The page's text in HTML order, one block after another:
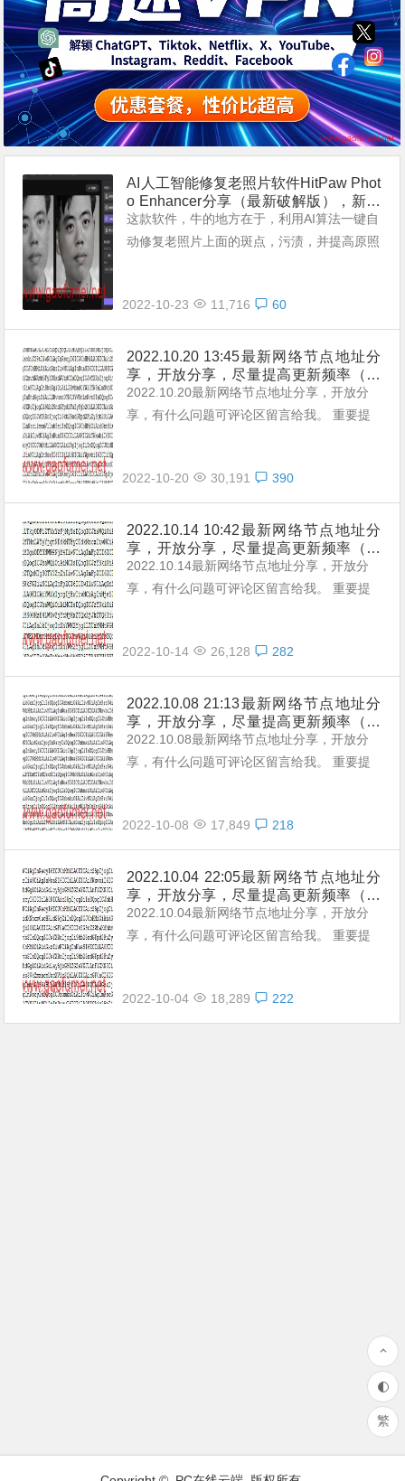
AI人工智能修复老照片软件HitPaw Phot
o Enhancer分享（最新破解版），新测
有效。
这款软件，牛的地方在于，利用AI算法一键自
动修复老照片上面的斑点，污渍，并提高原照
好。
2022-10-23 11,716 60
2022.10.20 13:45最新网络节点地址分
享，开放分享，尽量提高更新频率（不
定期更新，累积有新节点加入）。
2022.10.20最新网络节点地址分享，开放分
享，有什么问题可评论区留言给我。 重要提
节点相提并论，不能奢望太多。 常见问题，
统一回复： 第一：注意你自己的网络环境
（本地连接当中的DNS，手动配置一下：4个
114，4个1，4.4.8.8，8.8.8.8或是其它公共
的DNS。） 第二：免费公共的节点，用的人
太多，稳定性...
2022-10-20 30,191 390
2022.10.14 10:42最新网络节点地址分
享，开放分享，尽量提高更新频率（不
定期更新，累积有新节点加入）。
2022.10.14最新网络节点地址分享，开放分
享，有什么问题可评论区留言给我。 重要提
节点相提并论，不能奢望太多。 常见问题，
统一回复： 第一：注意你自己的网络环境
（本地连接当中的DNS，手动配置一下：4个
114，4个1，4.4.8.8，8.8.8.8或是其它公共
的DNS。） 第二：免费公共的节点，用的人
太多，稳定性...
2022-10-14 26,128 282
2022.10.08 21:13最新网络节点地址分
享，开放分享，尽量提高更新频率（不
定期更新，累积有新节点加入）。
2022.10.08最新网络节点地址分享，开放分
享，有什么问题可评论区留言给我。 重要提
节点相提并论，不能奢望太多。 常见问题，
统一回复： 第一：注意你自己的网络环境
（本地连接当中的DNS，手动配置一下：4个
114，4个1，4.4.8.8，8.8.8.8或是其它公共
的DNS。） 第二：免费公共的节点，用的人
太多，稳定性...
2022-10-08 17,849 218
2022.10.04 22:05最新网络节点地址分
享，开放分享，尽量提高更新频率（不
定期更新，累积有新节点加入）。
2022.10.04最新网络节点地址分享，开放分
享，有什么问题可评论区留言给我。 重要提
节点相提并论，不能奢望太多。 常见问题，
统一回复： 第一：注意你自己的网络环境
2022-10-04 18,289 222
繁